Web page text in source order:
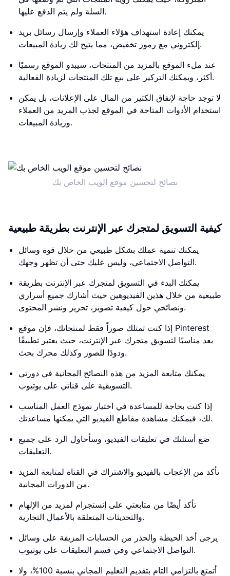
السلة ولم يتم الدفع عليها.
يمكنك إعادة استهداف هؤلاء العملاء وإرسال رسائل بريد
إلكتروني مع رموز تخفيض، مما يتيح لك زيادة المبيعات.
عند ملء الموقع بالمزيد من المنتجات، سيبدو الموقع رسميًا
أكثر، ويمكنك التركيز على بيع تلك المنتجات لزيادة الفعالية.
لا توجد حاجة لإنفاق الكثير من المال على الإعلانات، بل يمكن
استخدام الأدوات المتاحة في الموقع لجذب المزيد من العملاء
وزيادة المبيعات.
نصائح لتحسين موقع الويب الخاص بك
كيفية التسويق لمتجرك عبر الإنترنت بطريقة طبيعية
يمكنك تنمية عملك بشكل طبيعي من خلال قوة وسائل
التواصل الاجتماعي، وليس عليك حتى أن تظهر وجهك.
يمكنك البدء في التسويق لمتجرك عبر الإنترنت بطريقة
طبيعية من خلال هذين الفيديوهين حيث أشارك جميع أسراري
ونصائحي حول كيفية تصوير، تحرير ونشر المحتوى.
إذا كنت تمتلك صوراً فقط لمنتجاتك، فإن موقع Pinterest
يعد مناسبًا لتسويق متجرك عبر الإنترنت، حيث يعتبر تطبيقًا
ودودًا للصور وكذلك محرك بحث.
يمكنك متابعة المزيد من هذه النصائح المجانية في دورتي
التسويقية على قناتي على يوتيوب.
إذا كنت بحاجة للمساعدة في اختيار نموذج العمل المناسب
لك، فيمكنك مشاهدة مقاطع الفيديو التي يمكنها مساعدتك.
ضع أسئلتك في تعليقات الفيديو، وسأحاول الرد على جميع
التعليقات.
تأكد من الإعجاب بالفيديو والاشتراك في القناة لمتابعة المزيد
من الدورات المجانية.
تأكد أيضًا من متابعتي على إنستجرام لمزيد من الإلهام
والتحديثات المتعلقة بالأعمال التجارية.
يرجى أخذ الحيطة والحذر من الحسابات المزيفة على وسائل
التواصل الاجتماعي وفي قسم التعليقات على يوتيوب.
أتمتع بالتزامي التام بتقديم التعليم المجاني بنسبة 100%، ولا